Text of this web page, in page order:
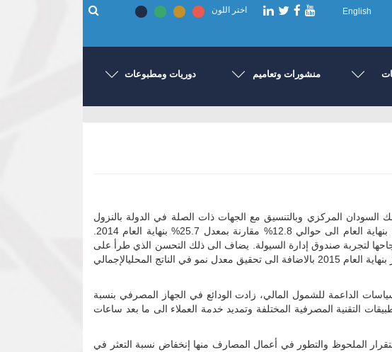
English اختر اللون
منشورات وتعاميم دوريات ومطبوعات
والخارجية، فقد تمكن بنك السودان المركزي وبالتنسيق مع الجهات ذات الصلة في الدولة بالنزول
لتجربة صندوق إدارة السيولة. يضاف الى ذلك التحسن الذي طرأ على
موقف ميزان المدفوعات من عجز قدره 3.3 مليون دولار بنهاية ديسمبر 2014 الى فائض يبلغ حوالي 28.6 مليون دولار بنهاية العام 2015 بالاضافة الى تحقيق معدل نمو في الناتج المحليالإجمالي
الداعمة للشمول المالي، زادت الودائع في الجهاز المصرفي بنسبة
على تطبيقات التقنية المصرفية المختلفة وتمديد خدمة العملاء الى ما بعد ساعات
الملحوظ والتطور في أعمال المصارف منها إنخفاض نسبة التعثر في